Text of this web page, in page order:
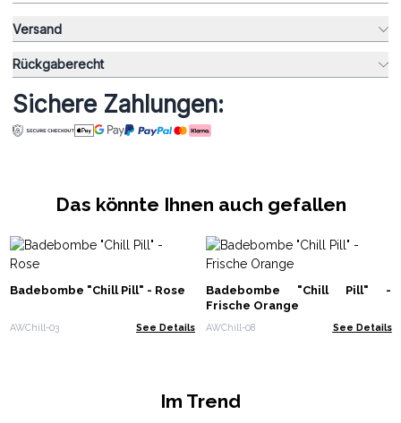
Versand
Rückgaberecht
Sichere Zahlungen:
Das könnte Ihnen auch gefallen
Badebombe "Chill Pill" - Rose
AWChill-03 See Details
Badebombe "Chill Pill" -
Frische Orange
AWChill-08 See Details
Im Trend